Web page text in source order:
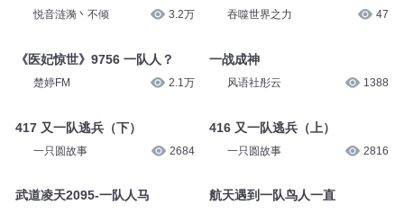
悦音涟漪丶不倾 3.2万
《医妃惊世》9756 一队人？
楚婷FM 2.1万
417 又一队逃兵（下）
一只圆故事 2684
武道凌天2095-一队人马
吞噬世界之力 47
一战成神
风语社彤云 1388
416 又一队逃兵（上）
一只圆故事 2816
航天遇到一队鸟人一直